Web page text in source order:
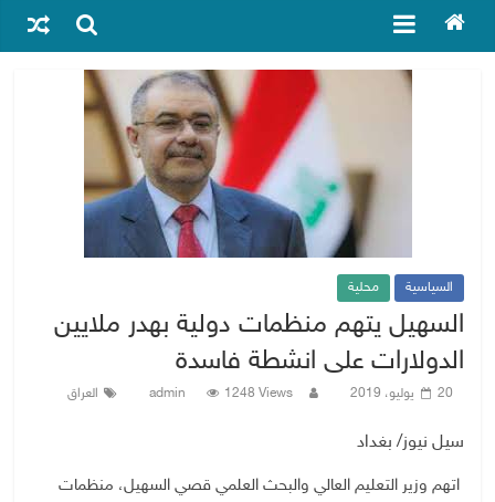
السياسية محلية
السهيل يتهم منظمات دولية بهدر ملايين
الدولارات على انشطة فاسدة
20 يوليو، 2019 admin 1248 Views العراق
سيل نيوز/ بغداد
اتهم وزير التعليم العالي والبحث العلمي قصي السهيل، منظمات